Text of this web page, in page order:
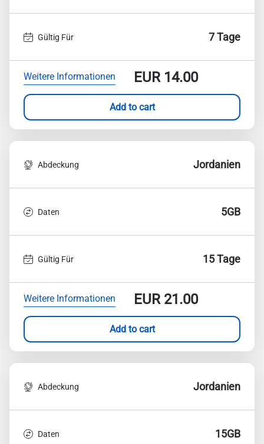
Gültig Für 7 Tage
Weitere Informationen EUR14.00
Add to cart
Abdeckung Jordanien
Daten 5GB
Gültig Für 15 Tage
Weitere Informationen EUR21.00
Add to cart
Abdeckung Jordanien
Daten 15GB